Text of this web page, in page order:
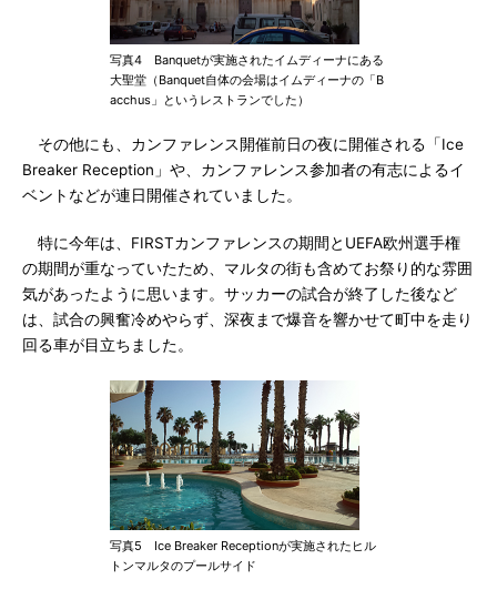
写真4 Banquetが実施されたイムディーナにある
大聖堂（Banquet自体の会場はイムディーナの「B
acchus」というレストランでした）
その他にも、カンファレンス開催前日の夜に開催される「Ice
Breaker Reception」や、カンファレンス参加者の有志によるイ
ベントなどが連日開催されていました。
特に今年は、FIRSTカンファレンスの期間とUEFA欧州選手権
の期間が重なっていたため、マルタの街も含めてお祭り的な雰囲
気があったように思います。サッカーの試合が終了した後など
は、試合の興奮冷めやらず、深夜まで爆音を響かせて町中を走り
回る車が目立ちました。
写真5 Ice Breaker Receptionが実施されたヒル
トンマルタのプールサイド